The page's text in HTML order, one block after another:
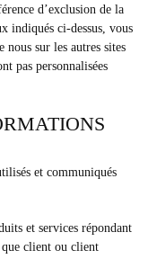
d’exclusion de la
indiqués ci-dessus, vous
sur les autres sites
pas personnalisées
et communiqués
et services répondant
que client ou client